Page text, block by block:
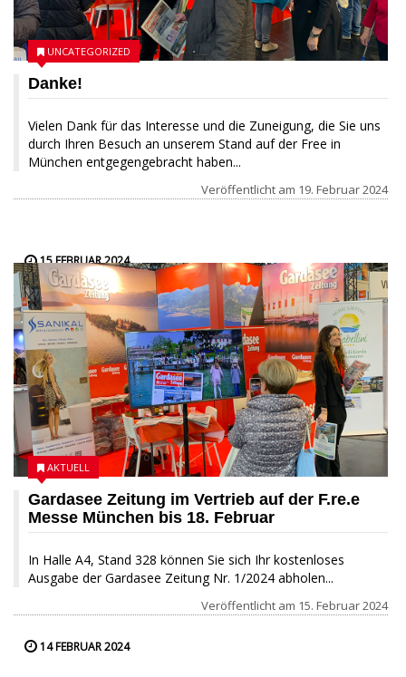
Danke!
Vielen Dank für das Interesse und die Zuneigung, die Sie uns
durch Ihren Besuch an unserem Stand auf der Free in
München entgegengebracht haben...
UNCATEGORIZED
Veröffentlicht am 19. Februar 2024
15 FEBRUAR 2024
Gardasee Zeitung im Vertrieb auf der F.re.e
Messe München bis 18. Februar
In Halle A4, Stand 328 können Sie sich Ihr kostenloses
Ausgabe der Gardasee Zeitung Nr. 1/2024 abholen...
AKTUELL
Veröffentlicht am 15. Februar 2024
14 FEBRUAR 2024